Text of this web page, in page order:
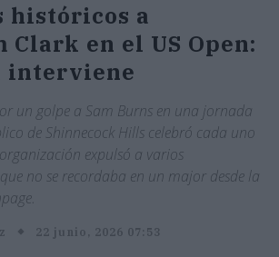
históricos a
Clark en el US Open:
interviene
un golpe a Sam Burns en una jornada
de Shinnecock Hills celebró cada uno
expulsó a varios
no se recordaba en un major desde la
22 junio, 2026 07:53